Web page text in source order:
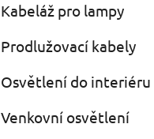
Kabeláž pro lampy
Prodlužovací kabely
Osvětlení do interiéru
Venkovní osvětlení